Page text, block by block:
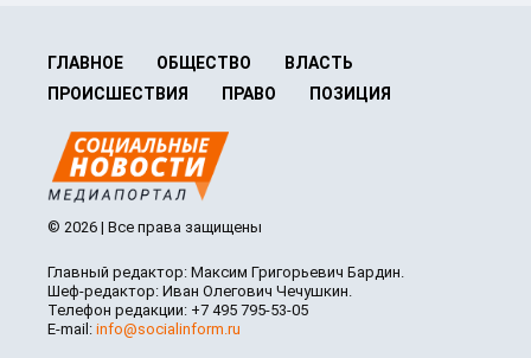
ГЛАВНОЕ ОБЩЕСТВО
ВЛАСТЬ
ПРОИСШЕСТВИЯ
ПРАВО ПОЗИЦИЯ
© 2026 | Все права защищены
Главный редактор: Максим Григорьевич Бардин.
Шеф-редактор: Иван Олегович Чечушкин.
Телефон редакции: +7 495 795-53-05
E-mail: info@socialinform.ru